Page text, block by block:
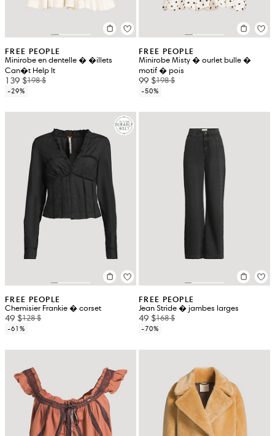
FREE PEOPLE
Minirobe en dentelle � �illets
Can�t Help It
139 $198 $
-29%
FREE PEOPLE
Minirobe Misty � ourlet bulle �
motif � pois
99 $198 $
-50%
FREE PEOPLE
Chemisier Frankie � corset
49 $128 $
-61%
FREE PEOPLE
Jean Stride � jambes larges
49 $168 $
-70%